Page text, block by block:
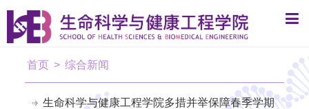
首页 > 综合新闻
生命科学与健康工程学院多措并举保障春季学期